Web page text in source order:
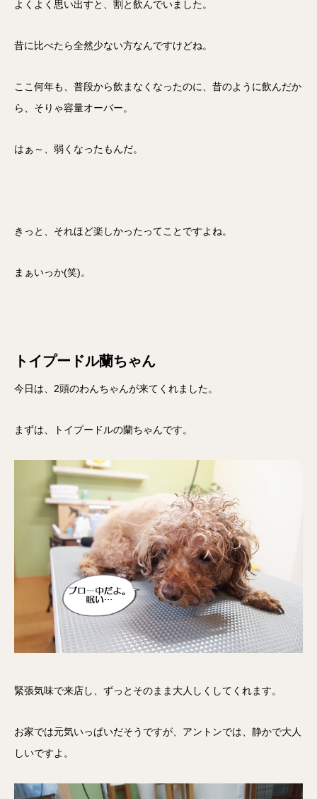
よくよく思い出すと、割と飲んでいました。
昔に比べたら全然少ない方なんですけどね。
ここ何年も、普段から飲まなくなったのに、昔のように飲んだか
ら、そりゃ容量オーバー。
はぁ～、弱くなったもんだ。
きっと、それほど楽しかったってことですよね。
まぁいっか(笑)。
トイプードル蘭ちゃん
今日は、2頭のわんちゃんが来てくれました。
まずは、トイプードルの蘭ちゃんです。
緊張気味で来店し、ずっとそのまま大人しくしてくれます。
お家では元気いっぱいだそうですが、アントンでは、静かで大人
しいですよ。